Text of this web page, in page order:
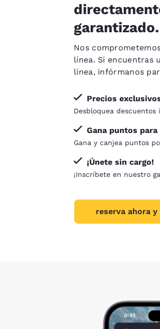
garantizado.
Nos
línea. Si encuentras
línea, infórmanos
Precios
Desbloquea
Gana puntos
Gana y canjea puntos
¡Únete sin cargo!
¡Inscríbete en nuestro
reserva ahora